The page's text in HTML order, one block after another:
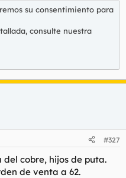
Gestiona 678 MILLONES de
de sus clientes ni saben que lo
t.co/NheAFfkWLW
su consentimiento para
consulte nuestra
#327
cobre, hijos de puta.
de venta a 62.